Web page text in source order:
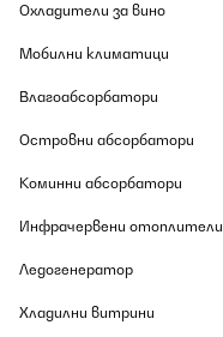
Охладители за вино
Мобилни климатици
Влагоабсорбатори
Островни абсорбатори
Коминни абсорбатори
Инфрачервени отоплители
Ледогенератор
Хладилни витрини